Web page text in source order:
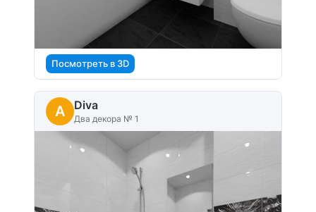
Посмотреть в 3D
A Diva
Два декора № 1